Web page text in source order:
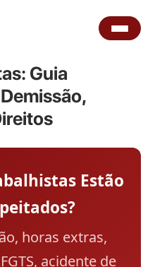
Guia
Estão
horas extras,
acidente de